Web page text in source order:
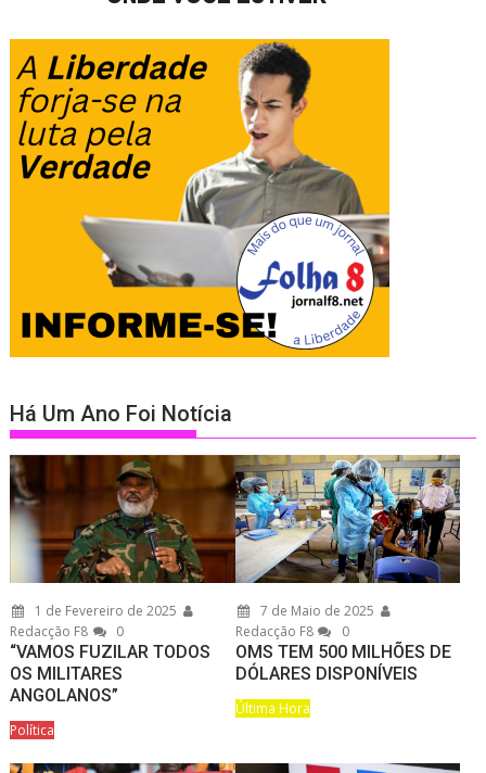
Há Um Ano Foi Notícia
1 de Fevereiro de 2025
Redacção F8
0
“VAMOS FUZILAR TODOS
OS MILITARES
ANGOLANOS”
Política
7 de Maio de 2025
Redacção F8
0
OMS TEM 500 MILHÕES DE
DÓLARES DISPONÍVEIS
Última Hora